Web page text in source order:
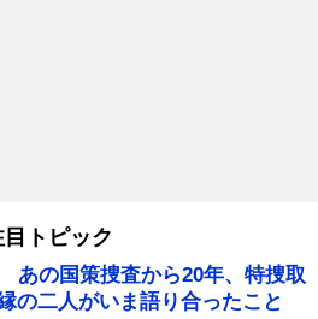
目トピック
の国策捜査から20年、特捜取
の二人がいま語り合ったこと